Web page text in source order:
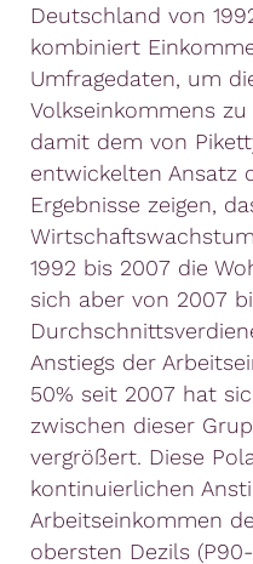
Deutschland von
kombiniert
Umfragedaten, um
Volkseinkommens
damit dem von
entwickelten Ansatz
Ergebnisse zeigen,
1992 bis 2007 die
sich aber von 2007
Anstiegs der
50% seit 2007 hat
zwischen dieser
vergrößert. Diese
kontinuierlichen
Arbeitseinkommen
obersten Dezils